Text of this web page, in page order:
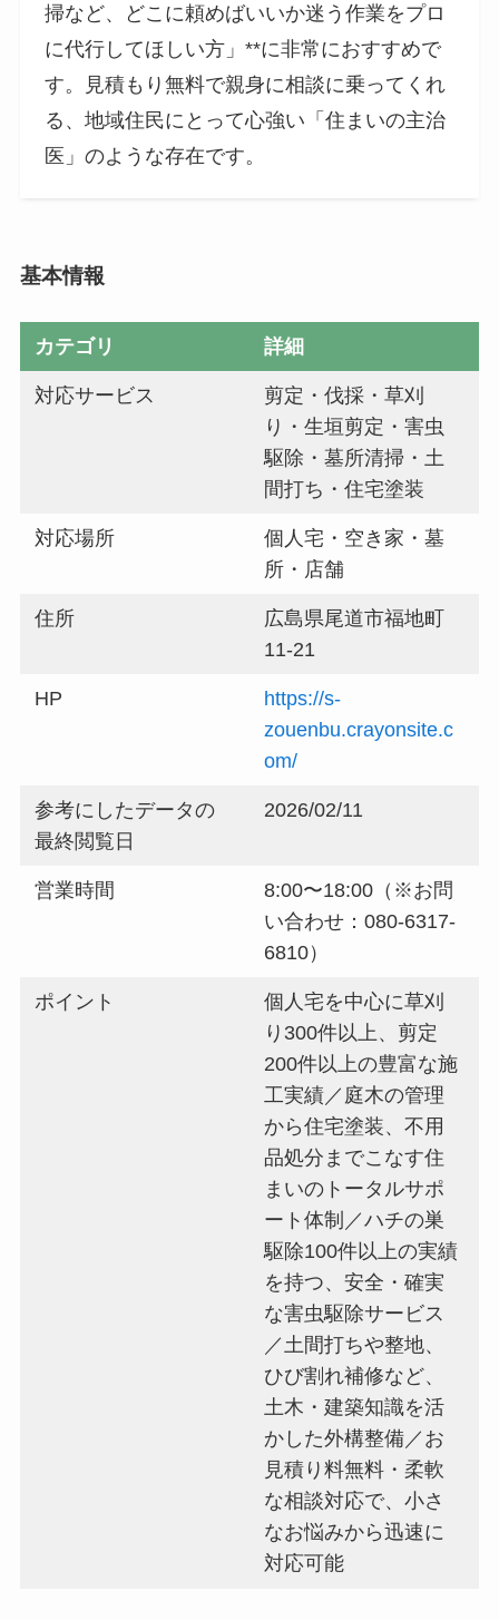
掃など、どこに頼めばいいか迷う作業をプロ
に代行してほしい方」**に非常におすすめで
す。見積もり無料で親身に相談に乗ってくれ
る、地域住民にとって心強い「住まいの主治
医」のような存在です。
基本情報
カテゴリ 詳細
対応サービス
剪定・伐採・草刈
り・生垣剪定・害虫
駆除・墓所清掃・土
間打ち・住宅塗装
対応場所
個人宅・空き家・墓
所・店舗
住所
広島県尾道市福地町
11-21
HP
https://s-
zouenbu.crayonsite.c
om/
参考にしたデータの
最終閲覧日
2026/02/11
営業時間
8:00〜18:00（※お問
い合わせ：080-6317-
6810）
ポイント
個人宅を中心に草刈
り300件以上、剪定
200件以上の豊富な施
工実績／庭木の管理
から住宅塗装、不用
品処分までこなす住
まいのトータルサポ
ート体制／ハチの巣
駆除100件以上の実績
を持つ、安全・確実
な害虫駆除サービス
／土間打ちや整地、
ひび割れ補修など、
土木・建築知識を活
かした外構整備／お
見積り料無料・柔軟
な相談対応で、小さ
なお悩みから迅速に
対応可能